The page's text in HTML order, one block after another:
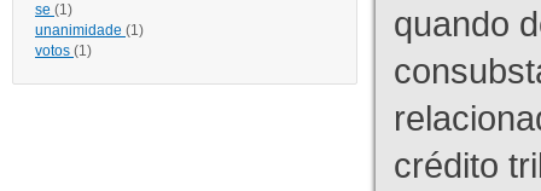
se (1)
unanimidade (1)
votos (1)
quando
crédito